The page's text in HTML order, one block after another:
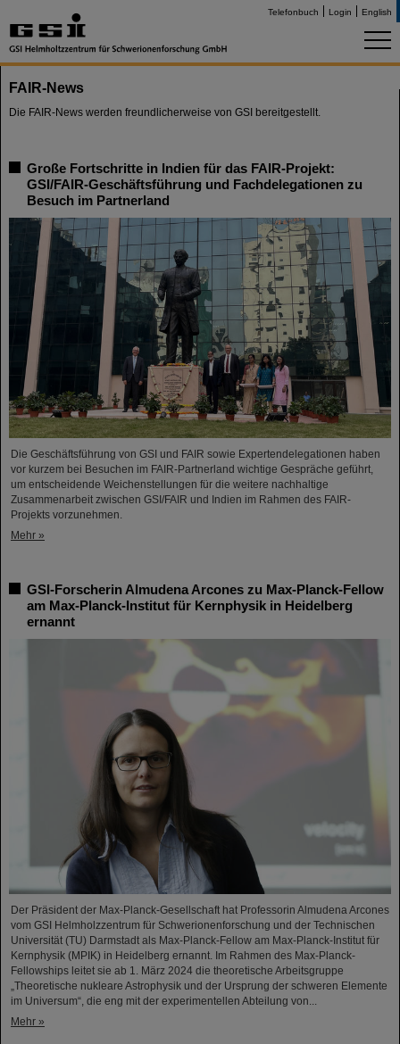
Telefonbuch Login English
FAIR-News
Die FAIR-News werden freundlicherweise von GSI bereitgestellt.
Große Fortschritte in Indien für das FAIR-Projekt:
GSI/FAIR-Geschäftsführung und Fachdelegationen zu
Besuch im Partnerland
Die Geschäftsführung von GSI und FAIR sowie Expertendelegationen haben
vor kurzem bei Besuchen im FAIR-Partnerland wichtige Gespräche geführt,
um entscheidende Weichenstellungen für die weitere nachhaltige
Zusammenarbeit zwischen GSI/FAIR und Indien im Rahmen des FAIR-
Projekts vorzunehmen.
Mehr »
GSI-Forscherin Almudena Arcones zu Max-Planck-Fellow
am Max-Planck-Institut für Kernphysik in Heidelberg
ernannt
Der Präsident der Max-Planck-Gesellschaft hat Professorin Almudena Arcones
vom GSI Helmholzzentrum für Schwerionenforschung und der Technischen
Universität (TU) Darmstadt als Max-Planck-Fellow am Max-Planck-Institut für
Kernphysik (MPIK) in Heidelberg ernannt. Im Rahmen des Max-Planck-
Fellowships leitet sie ab 1. März 2024 die theoretische Arbeitsgruppe
„Theoretische nukleare Astrophysik und der Ursprung der schweren Elemente
im Universum“, die eng mit der experimentellen Abteilung von...
Mehr »